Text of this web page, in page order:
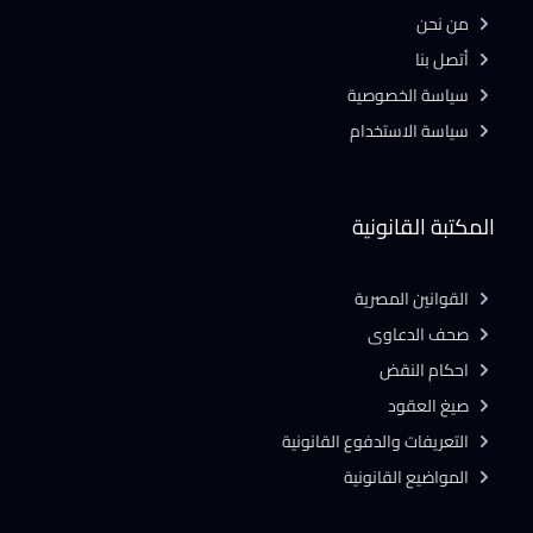
المكتبة القانونية
القوانين المصرية
صحف الدعاوى
احكام النقض
صيغ العقود
التعريفات والدفوع القانونية
المواضيع القانونية
من نحن
أتصل بنا
سياسة الخصوصية
سياسة الاستخدام